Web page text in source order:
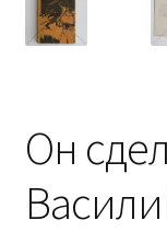
Он